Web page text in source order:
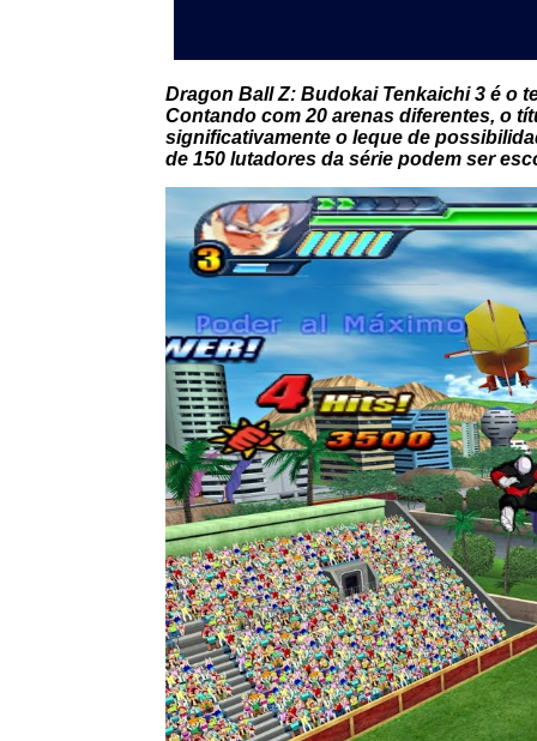
Dragon Ball Z: Budokai Tenkaichi 3 é o
Contando com 20 arenas diferentes, o
significativamente o leque de
de 150 lutadores da série podem ser